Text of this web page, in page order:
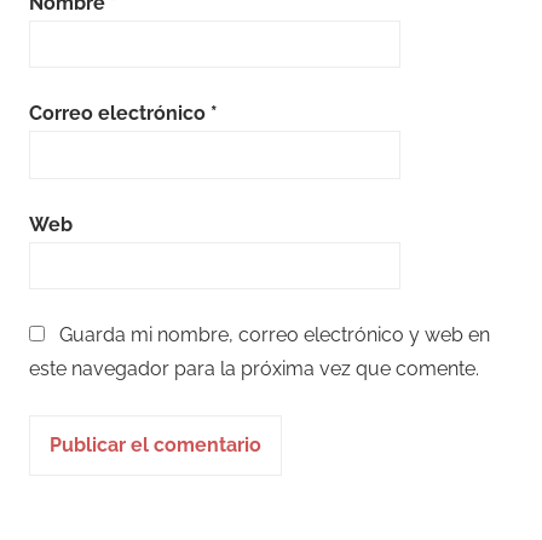
Correo electrónico *
Web
Guarda mi nombre, correo electrónico y web en
este navegador para la próxima vez que comente.